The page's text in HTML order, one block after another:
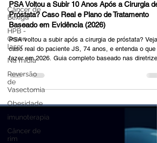
Câncer de
Bexiga
HPB -
Green
laser
Na mídia
Reversão
de
Vasectomia
Obesidade
imunoterapia
Câncer de
rim
Podcast
PSA Voltou a Subir 10 Anos Após a Cirurgia de
Próstata? Caso Real e Plano de Tratamento
Baseado em Evidência (2026)
PSA voltou a subir após a cirurgia de próstata? Veja
fazer em 2026. Guia completo baseado nas diretrizes
AUA, EAU e NCCN, com dados do estudo EMBARK